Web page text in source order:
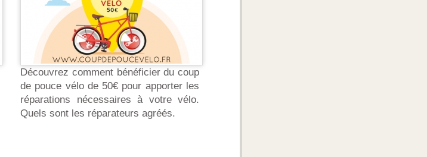
Découvrez comment bénéficier du coup
de pouce vélo de 50€ pour apporter les
réparations nécessaires à votre vélo.
Quels sont les réparateurs agréés.